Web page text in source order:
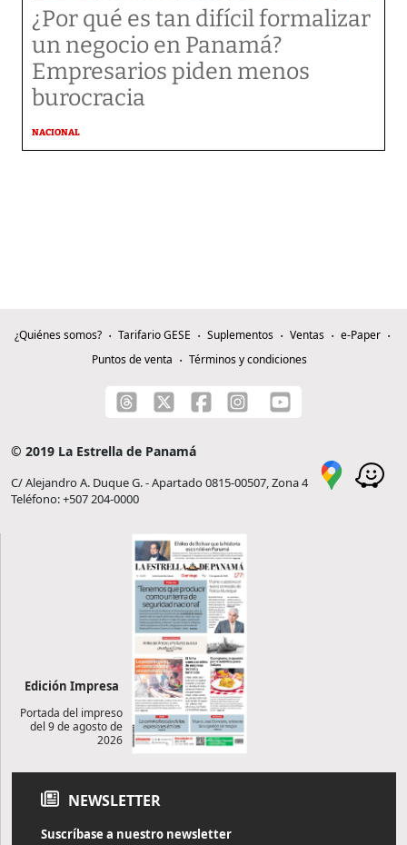
¿Por qué es tan difícil formalizar
un negocio en Panamá?
Empresarios piden menos
burocracia
NACIONAL
¿Quiénes somos? Tarifario GESE Suplementos Ventas
e-Paper
Puntos de venta
Términos y condiciones
© 2019 La Estrella de Panamá
C/ Alejandro A. Duque G. - Apartado 0815-00507, Zona 4
Teléfono: +507 204-0000
Edición Impresa
Portada del impreso
del 9 de agosto de
2026
NEWSLETTER
Suscríbase a nuestro newsletter